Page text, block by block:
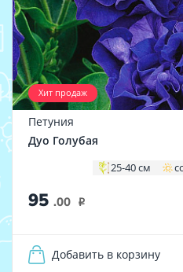
Хит продаж
Петуния
Дуо Голубая
25-40 см
95 .00 i
Добавить в корзину